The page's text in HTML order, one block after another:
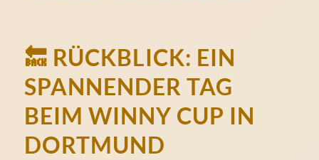
🔙 RÜCKBLICK: EIN
SPANNENDER TAG
BEIM WINNY CUP IN
DORTMUND